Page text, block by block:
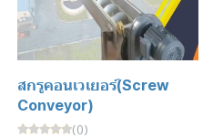
สกรูคอนเวเยอร์(Screw
Conveyor)
(0)